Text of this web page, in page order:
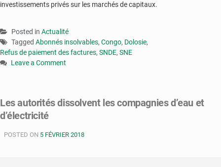
investissements privés sur les marchés de capitaux.
Posted in Actualité
Tagged Abonnés insolvables, Congo, Dolosie,
Refus de paiement des factures, SNDE, SNE
Leave a Comment
les
abonnés
la
Les autorités dissolvent les compagnies d’eau et
d’électricité
POSTED ON 5 FÉVRIER 2018